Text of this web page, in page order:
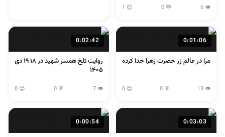
👁 6
💬 0
😊 1
0:01:06
مرا در عالم زر حضرت زهرا جدا کرده
👁 13
💬 0
😊 0
0:02:42
روایت تلخ همسر شهید در ۱۸ ۱۹ دی
۱۴۰۵
👁 7
💬 0
😊 0
0:03:03
0:00:54